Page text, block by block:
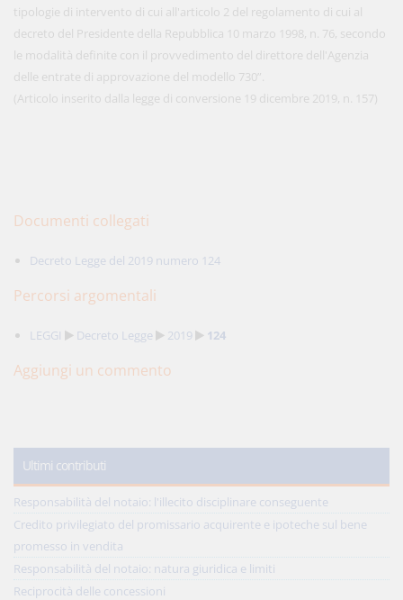
tipologie di intervento di cui all'articolo 2 del regolamento di cui al
decreto del Presidente della Repubblica 10 marzo 1998, n. 76, secondo
le modalità definite con il provvedimento del direttore dell'Agenzia
delle entrate di approvazione del modello 730”.
(Articolo inserito dalla legge di conversione 19 dicembre 2019, n. 157)
Documenti collegati
Decreto Legge del 2019 numero 124
Percorsi argomentali
LEGGI Decreto Legge 2019 124
Aggiungi un commento
Ultimi contributi
Responsabilità del notaio: l'illecito disciplinare conseguente
Credito privilegiato del promissario acquirente e ipoteche sul bene
promesso in vendita
Responsabilità del notaio: natura giuridica e limiti
Reciprocità delle concessioni